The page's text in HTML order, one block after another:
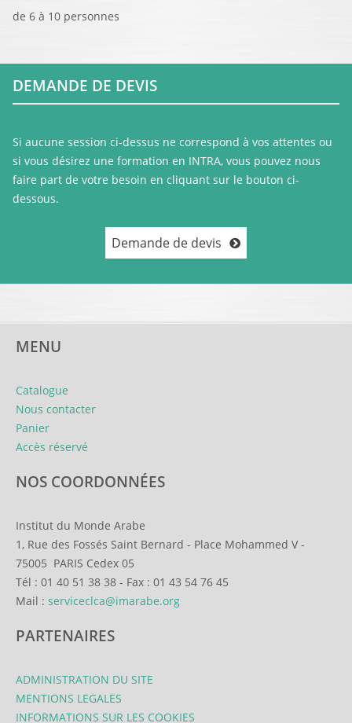
de 6 à 10 personnes
DEMANDE DE DEVIS
Si aucune session ci-dessus ne correspond à vos attentes ou
si vous désirez une formation en INTRA, vous pouvez nous
faire part de votre besoin en cliquant sur le bouton ci-
dessous.
Demande de devis
MENU
Catalogue
Nous contacter
Panier
Accès réservé
NOS COORDONNÉES
Institut du Monde Arabe
1, Rue des Fossés Saint Bernard - Place Mohammed V -
75005 PARIS Cedex 05
Tél : 01 40 51 38 38 - Fax : 01 43 54 76 45
Mail : serviceclca@imarabe.org
PARTENAIRES
ADMINISTRATION DU SITE
MENTIONS LEGALES
INFORMATIONS SUR LES COOKIES